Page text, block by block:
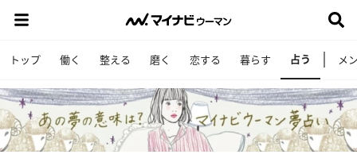
トップ 働く 整える 磨く 恋する 暮らす 占う メ